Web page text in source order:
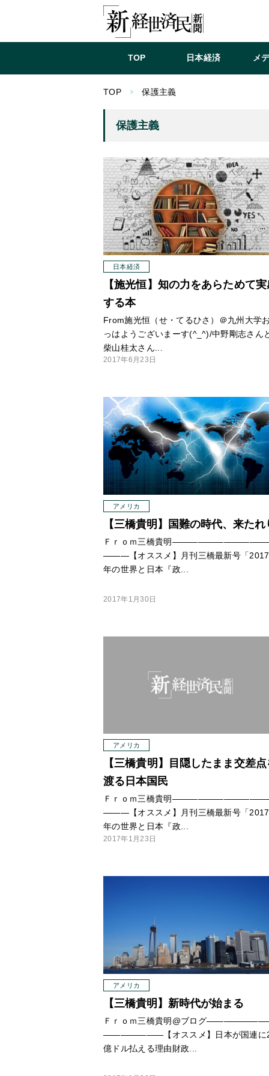
TOP 日本経済 メ
TOP 保護主義
保護主義
日本経済
【施光恒】知の力をあらためて実
する本
From施光恒（せ・てるひさ）＠九州大学お
っはようございまーす(^_^)/中野剛志さん
柴山桂太さん...
2017年6月23日
アメリカ
【三橋貴明】国難の時代、来たれ
Ｆｒｏｍ三橋貴明———————————
———【オススメ】月刊三橋最新号「2017
年の世界と日本『政...
2017年1月30日
アメリカ
【三橋貴明】目隠したまま交差点
渡る日本国民
Ｆｒｏｍ三橋貴明———————————
———【オススメ】月刊三橋最新号「2017
年の世界と日本『政...
2017年1月23日
アメリカ
【三橋貴明】新時代が始まる
Ｆｒｏｍ三橋貴明@ブログ———————
———————【オススメ】日本が国連に
億ドル払える理由財政...